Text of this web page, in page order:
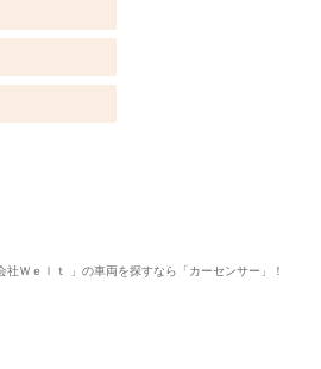
ｅｌｔ 」の車両を探すなら「カーセンサー」！